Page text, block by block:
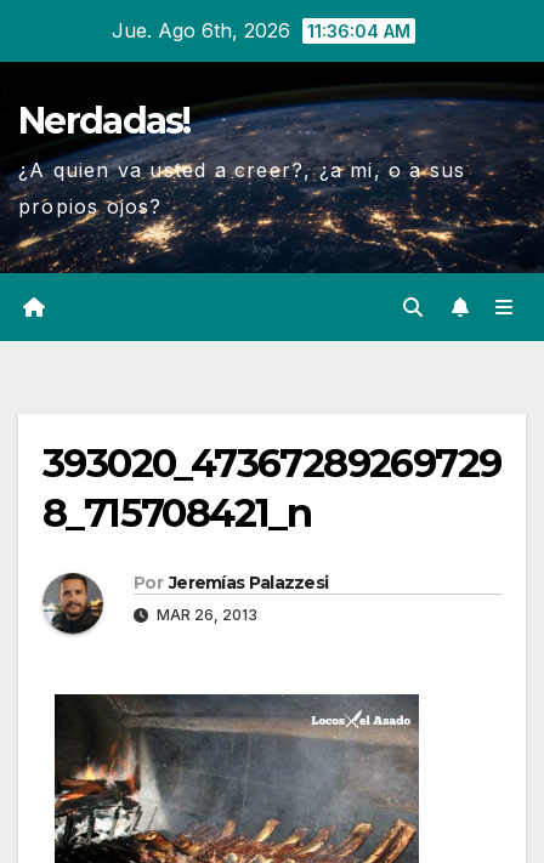
contenido
Jue. Ago 6th, 2026 11:36:05 AM
Nerdadas!
¿A quien va usted a creer?, ¿a mi, o a sus
propios ojos?
393020_47367289269729
8_715708421_n
Por Jeremías Palazzesi
MAR 26, 2013